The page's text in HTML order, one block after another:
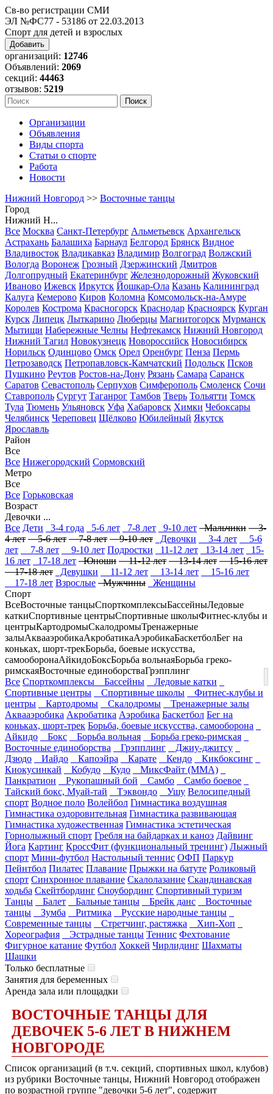
Св-во регистрации СМИ
ЭЛ №ФС77 - 53186 от 22.03.2013
Спорт для детей и взрослых
Добавить
организаций: 12746
Объявлений: 2069
секций: 44463
отзывов: 5219
Организации
Объявления
Виды спорта
Статьи о спорте
Работа
Новости
Нижний Новгород >> Восточные танцы
Город
Нижний Н...
Все Москва Санкт-Петербург Альметьевск Архангельск
Астрахань Балашиха Барнаул Белгород Брянск Видное
Владивосток Владикавказ Владимир Волгоград Волжский
Вологда Воронеж Грозный Дзержинский Дмитров
Долгопрудный Екатеринбург Железнодорожный Жуковский
Иваново Ижевск Иркутск Йошкар-Ола Казань Калининград
Калуга Кемерово Киров Коломна Комсомольск-на-Амуре
Королев Кострома Красногорск Краснодар Красноярск Курган
Курск Липецк Лыткарино Люберцы Магнитогорск Мурманск
Мытищи Набережные Челны Нефтекамск Нижний Новгород
Нижний Тагил Новокузнецк Новороссийск Новосибирск
Норильск Одинцово Омск Орел Оренбург Пенза Пермь
Петрозаводск Петропавловск-Камчатский Подольск Псков
Пушкино Реутов Ростов-на-Дону Рязань Самара Саранск
Саратов Севастополь Серпухов Симферополь Смоленск Сочи
Ставрополь Сургут Таганрог Тамбов Тверь Тольятти Томск
Тула Тюмень Ульяновск Уфа Хабаровск Химки Чебоксары
Челябинск Череповец Щёлково Юбилейный Якутск
Ярославль
Район
Все
Все Нижегородский Сормовский
Метро
Все
Все Горьковская
Возраст
Девочки ...
Все Дети 3-4 года 5-6 лет 7-8 лет 9-10 лет Мальчики 3-
4 лет 5-6 лет 7-8 лет 9-10 лет Девочки 3-4 лет
5-6
лет
7-8 лет 9-10 лет Подростки 11-12 лет 13-14 лет
15-
16 лет
17-18 лет Юноши 11-12 лет 13-14 лет 15-16 лет
17-18 лет
Девушки 11-12 лет 13-14 лет
15-16 лет
17-18 лет Взрослые Мужчины
Женщины
Спорт
ВсеВосточные танцыСпорткомплексыБассейныЛедовые
каткиСпортивные центрыСпортивные школыФитнес-клубы и
центрыКартодромыСкалодромыТренажерные
залыАквааэробикаАкробатикаАэробикаБаскетболБег на
коньках, шорт-трекБорьба, боевые искусства,
самооборонаАйкидоБоксБорьба вольнаяБорьба греко-
римскаяВосточные единоборстваГрэпплинг
Все Спорткомплексы Бассейны
Ледовые катки
Спортивные центры
Спортивные школы
Фитнес-клубы и
центры
Картодромы Скалодромы
Тренажерные залы
Аквааэробика Акробатика Аэробика Баскетбол Бег на
коньках, шорт-трек Борьба, боевые искусства, самооборона
Айкидо
Бокс Борьба вольная
Борьба греко-римская
Восточные единоборства
Грэпплинг
Джиу-джитсу
Дзюдо
Иайдо Капоэйра Карате Кендо
Кикбоксинг
Киокусинкай
Кобудо Кудо
МиксФайт (ММА)
Панкратион
Рукопашный бой Самбо
Самбо боевое
Тайский бокс, Муай-тай
Тэквондо Ушу Велосипедный
спорт Водное поло Волейбол Гимнастика воздушная
Гимнастика оздоровительная Гимнастика развивающая
Гимнастика художественная Гимнастика эстетическая
Горнолыжный спорт Гребля на байдарках и каноэ Дайвинг
Йога Картинг КроссФит (функциональный тренинг) Лыжный
спорт Мини-футбол Настольный теннис ОФП Паркур
Пейнтбол Пилатес Плавание Прыжки на батуте Роликовый
спорт Синхронное плавание Скалолазание Скандинавская
ходьба Скейтбординг Сноубординг Спортивный туризм
Танцы
Балет Бальные танцы Брейк данс
Восточные
танцы
Зумба Ритмика
Русские народные танцы
Современные танцы
Стретчинг, растяжка
Хип-Хоп
Хореография
Эстрадные танцы Теннис Фехтование
Фигурное катание Футбол Хоккей Чирлидинг Шахматы
Шашки
Только бесплатные
Занятия для беременных
Аренда зала или площадки
ВОСТОЧНЫЕ ТАНЦЫ ДЛЯ
ДЕВОЧЕК 5-6 ЛЕТ В НИЖНЕМ
НОВГОРОДЕ
Список организаций (в т.ч. секций, спортивных школ, клубов)
из рубрики Восточные танцы, Нижний Новгород отображен
по возрастной группе "девочки 5-6 лет", содержит